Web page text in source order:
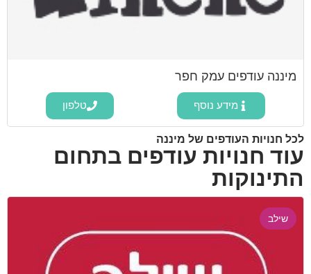
מיננה עודפים עמק חפר
מידע נוסף טלפון
לכל חנויות העודפים של מיננה
עוד חנויות עודפים בתחום
התינוקות
שילב